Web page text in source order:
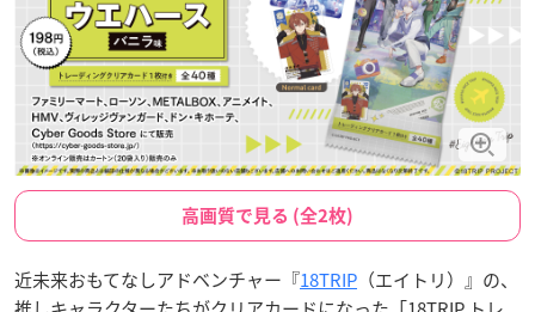
高画質で見る (全2枚)
近未来おもてなしアドベンチャー『18TRIP （エイトリ）』の、